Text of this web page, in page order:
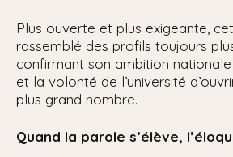
Plus ouverte et plus exigeante,
rassemblé des profils toujours
confirmant son ambition
et la volonté de l’université
plus grand nombre.
Quand la parole s’élève,